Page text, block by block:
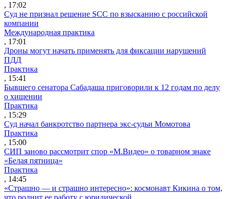
, 17:02
Суд не признал решение SCC по взысканию с российской
компании
Международная практика
, 17:01
Дроны могут начать применять для фиксации нарушений
ПДД
Практика
, 15:41
Бывшего сенатора Сабадаша приговорили к 12 годам по делу
о хищении
Практика
, 15:29
Суд начал банкротство партнера экс-судьи Момотова
Практика
, 15:00
СИП заново рассмотрит спор «М.Видео» о товарном знаке
«Белая пятница»
Практика
, 14:45
«Страшно — и страшно интересно»: космонавт Кикина о том,
что роднит ее работу с юридической